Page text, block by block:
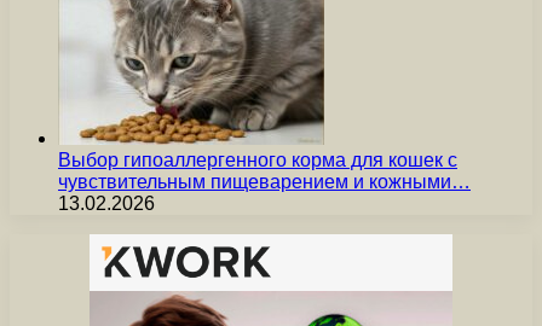
Выбор гипоаллергенного корма для кошек с
чувствительным пищеварением и кожными…
13.02.2026